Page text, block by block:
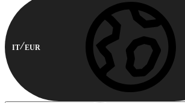
IT EUR